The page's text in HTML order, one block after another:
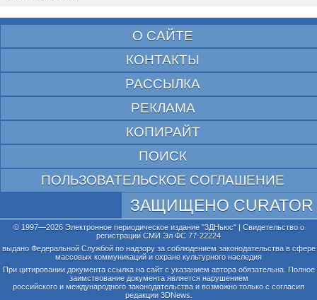
О САЙТЕ
КОНТАКТЫ
РАССЫЛКА
РЕКЛАМА
КОПИРАЙТ
ПОИСК
ПОЛЬЗОВАТЕЛЬСКОЕ СОГЛАШЕНИЕ
ЗАЩИЩЕНО CURATOR
© 1997—2026 Электронное периодическое издание "3ДНьюс" | Свидетельство о
регистрации СМИ Эл ФС 77-22224
выдано Федеральной Службой по надзору за соблюдением законодательства в сфере
массовых коммуникаций и охране культурного наследия
При цитировании документа ссылка на сайт с указанием автора обязательна. Полное
заимствование документа является нарушением
российского и международного законодательства и возможно только с согласия
редакции 3DNews.